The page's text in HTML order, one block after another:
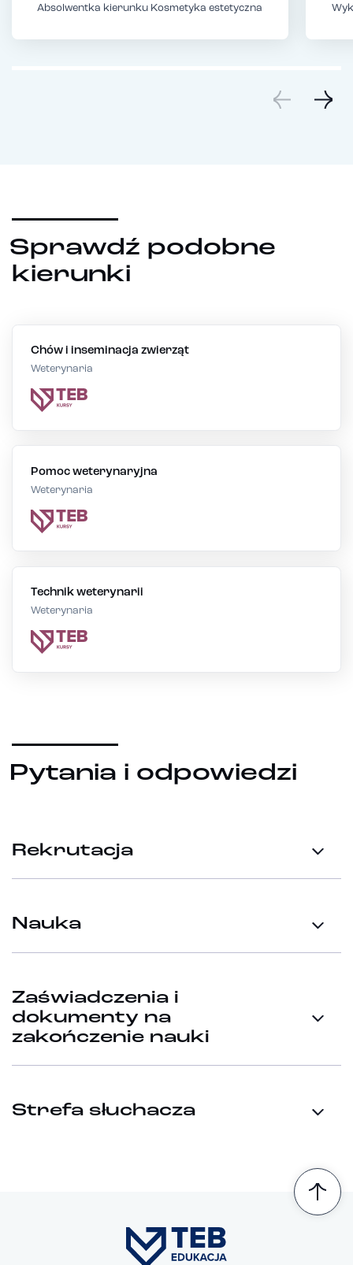
Absolwentka kierunku Kosmetyka estetyczna
Sprawdź podobne
kierunki
Chów i inseminacja zwierząt
Weterynaria
Pomoc weterynaryjna
Weterynaria
Technik weterynarii
Weterynaria
Pytania i odpowiedzi
Rekrutacja
Nauka
Zaświadczenia i
dokumenty na
zakończenie nauki
Strefa słuchacza